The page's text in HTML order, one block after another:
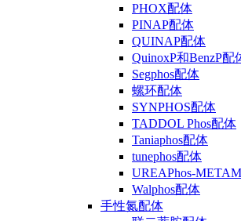
PHOX配体
PINAP配体
QUINAP配体
QuinoxP和BenzP配
Segphos配体
螺环配体
SYNPHOS配体
TADDOL Phos配体
Taniaphos配体
tunephos配体
UREAPhos-
Walphos配体
手性氮配体